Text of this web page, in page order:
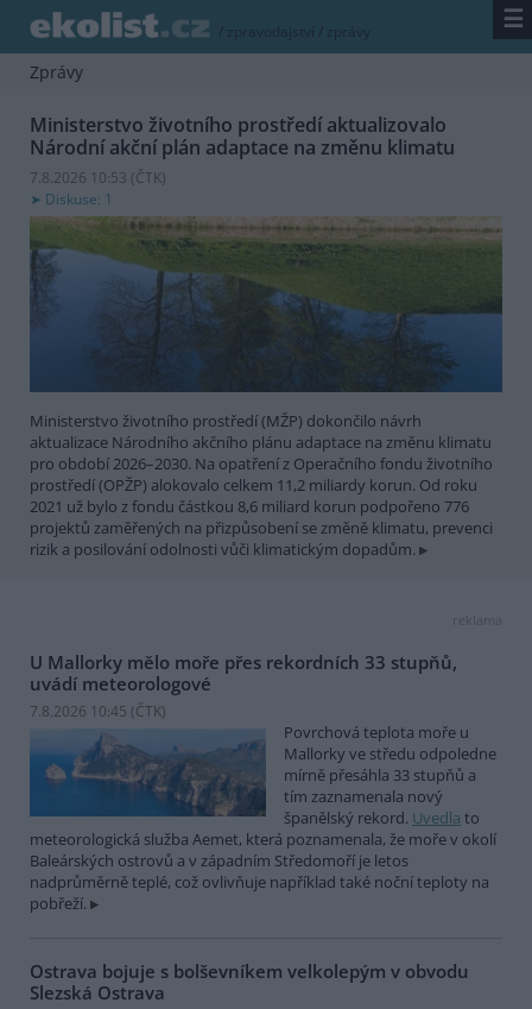
/ zpravodajství / zprávy ☰
Zprávy
Ministerstvo životního prostředí aktualizovalo
Národní akční plán adaptace na změnu klimatu
7.8.2026 10:53 (ČTK)
Diskuse: 1
Ministerstvo životního prostředí (MŽP) dokončilo návrh
aktualizace Národního akčního plánu adaptace na změnu klimatu
pro období 2026–2030. Na opatření z Operačního fondu životního
prostředí (OPŽP) alokovalo celkem 11,2 miliardy korun. Od roku
2021 už bylo z fondu částkou 8,6 miliard korun podpořeno 776
projektů zaměřených na přizpůsobení se změně klimatu, prevenci
rizik a posilování odolnosti vůči klimatickým dopadům.
reklama
U Mallorky mělo moře přes rekordních 33 stupňů,
uvádí meteorologové
7.8.2026 10:45 (ČTK)
Povrchová teplota moře u
Mallorky ve středu odpoledne
mírně přesáhla 33 stupňů a
tím zaznamenala nový
španělský rekord. Uvedla to
meteorologická služba Aemet, která poznamenala, že moře v okolí
Baleárských ostrovů a v západním Středomoří je letos
nadprůměrně teplé, což ovlivňuje například také noční teploty na
pobřeží.
Ostrava bojuje s bolševníkem velkolepým v obvodu
Slezská Ostrava